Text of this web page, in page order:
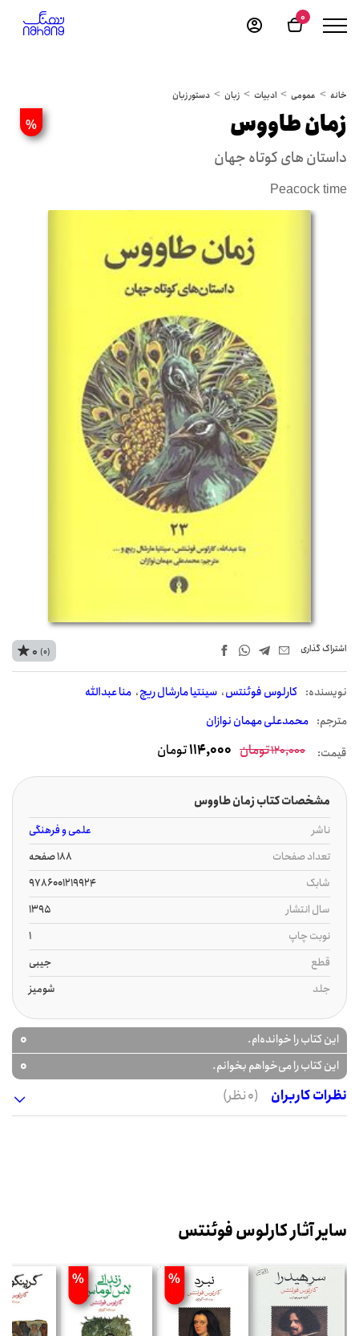
0
خانه عمومی ادبیات زبان دستور زبان
% زمان طاووس
داستان های کوتاه جهان
Peacock time
اشتراک‌ گذاری
نويسنده: کارلوس فوئنتس سینتیا مارشال ریچ منا عبدالله
مترجم: محمدعلی مهمان نوازان
0 (0)
قیمت: 120,000تومان 114,000تومان
مشخصات کتاب زمان طاووس
ناشر
علمی و فرهنگی
تعداد صفحات
188 صفحه
شابک
9786001219924
سال انتشار
1395
نوبت چاپ
1
قطع
جیبی
جلد
شومیز
این کتاب را خوانده‌ام. 0
این کتاب را می‌خواهم بخوانم.
0
نظرات کاربران
(0 نظر)
سایر آثار کارلوس فوئنتس
%
%